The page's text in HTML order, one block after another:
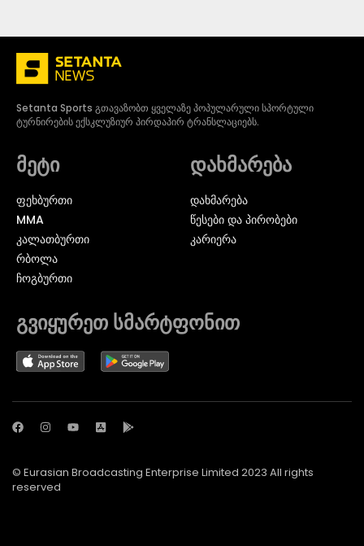
Setanta Sports გთავაზობთ ყველაზე პოპულარული სპორტული
ტურნირების ექსკლუზიურ პირდაპირ ტრანსლაციებს.
მეტი
ᲤᲔᲮᲑᲣᲠᲗᲘ
MMA
ᲙᲐᲚᲐᲗᲑᲣᲠᲗᲘ
ᲠᲑᲝᲚᲐ
ᲩᲝᲒᲑᲣᲠᲗᲘ
დახმარება
დახმარება
წესები და პირობები
კარიერა
გვიყურეთ სმარტფონით
© Eurasian Broadcasting Enterprise Limited 2023 All rights
reserved